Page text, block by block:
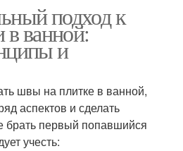
подход к
в ванной:
и
швы на плитке в ванной,
аспектов и сделать
брать первый попавшийся
учесть: